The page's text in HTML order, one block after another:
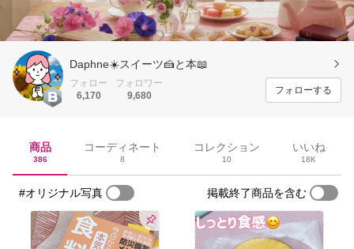
Daphne☀️スイーツ🍰と本📖
フォロー
6,170
フォロワー
9,680
フォローする
商品
386
コーディネート
8
コレクション
10
いいね
18K
#オリジナル写真 掲載終了商品を含む